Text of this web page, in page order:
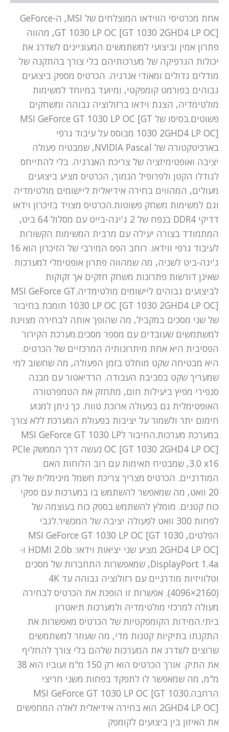
אחת מכרטיסי הווידאו המוצלחים של MSI, ה-GeForce
GT 1030 LP OC [GT 1030 2GHD4 LP OC], מהווה
פתרון אמין וביצועי למשתמשים המעוניינים לשדרג את
יכולות הגרפיקה של מערכותיהם בלי צורך בהתקנה של
מודלים גדולים ומאודי אנרגיה. הכרטיס מספק ביצועים
גבוהים בפורמט קומפקטי, ומיועד במיוחד למשימות
מולטימדיה, הצגת וידאו ברזולוציה גבוהה ומשחקים
פשוטים.בסיסו של MSI GeForce GT 1030 LP OC [GT
1030 2GHD4 LP OC] מבוסס על עיבוד גרפי
בארכיטקטורה של NVIDIA Pascal, שמבטיח פעולה
יציבה ואופטימיזציה של צריכת האנרגיה. בלי להתייחס
לגודלו הקטן ולפרופיל הנמוך, הכרטיס מציע ביצועים
מעולים, המהווים בחירה אידיאלית ליישומים מולטימדיה
וגם למשימות משחק פשוטות.הכרטיס מצויד בזיכרון וידאו
דדיקי DDR4 בנפח של 2 ג'יגה-בייט עם מסלול 64 ביט,
המתמודד בצורה יעילה עם מרבית המשימות הקשורות
לעיבוד גרפי ווידאו. רוחב הפס המירבי של הזיכרון הוא 16
ג'יגה-ביט לשניה, מה שמהווה פתרון אופטימלי למערכות
שאינן דורשות פתרונות משחק חזקים אך זקוקות
לביצועים גבוהים ליישומים מולטימדיה.MSI GeForce GT
1030 LP OC [GT 1030 2GHD4 LP OC] תומכת בחיבור
של שני מסכים במקביל, מה שהופך אותה לבחירה מצוינת
למשתמשים שעובדים עם מספר מסכים.מערכת הקירור
הפסיבית היא אחת מיתרונותיה המרכזיים של הכרטיס.
היא מבטיחה שקט מוחלט בזמן הפעולה, מה שחשוב למי
שמעריך שקט בסביבת העבודה. הרדיאטור עם מבנה
סנפירי מפיץ ביעילות חום, מתחזק את הטמפרטורה
האופטימלית גם בפעולה ארוכת טווח. כך ניתן למנוע
חימום יתר ולשמור על יציבות בפעולת המערכת ללא צורך
במערכת מערכות.החיבור לMSI GeForce GT 1030 LP
OC [GT 1030 2GHD4 LP OC] נעשה דרך הממשק PCIe
3.0 x16, שמבטיח תאימות עם רוב הלוחות האם
המודרניים. הכרטיס מצריך צריכת חשמל מינימלית של רק
20 וואט, מה שמאפשר להשתמש בו במערכות עם ספקי
כוח קטנים. מומלץ להשתמש בספק כוח בעוצמה של
לפחות 300 וואט לפעולה יציבה של המכשיר.לגבי
הפלטים, MSI GeForce GT 1030 LP OC [GT 1030
2GHD4 LP OC] מציע שני יציאות וידאו: HDMI 2.0b ו-
DisplayPort 1.4a, שמאפשרות התחברות של מסכים
וטלוויזיות מודרניים עם רזולוציה גבוהה עד 4K
(4096×2160). אפשרות זו הופכת את הכרטיס לבחירה
מעולה למרכזי מולטימדיה ולמערכות תיאטרון
ביתי.המידות הקומפקטיות של הכרטיס מאפשרות את
התקנתו בתיקיות קטנות מדי, מה שעוזר למשתמשים
שרוצים לשדרג את המערכות שלהם בלי צורך להחליף
את התיק. אורך הכרטיס הוא רק 150 מ"מ ועוביו הוא 38
מ"מ, מה שמאפשר לו לתפקד בפחות משני חריצי
הרחבה.MSI GeForce GT 1030 LP OC [GT 1030
2GHD4 LP OC] הוא בחירה אידיאלית לאלה המחפשים
את האיזון בין ביצועים לקומפק